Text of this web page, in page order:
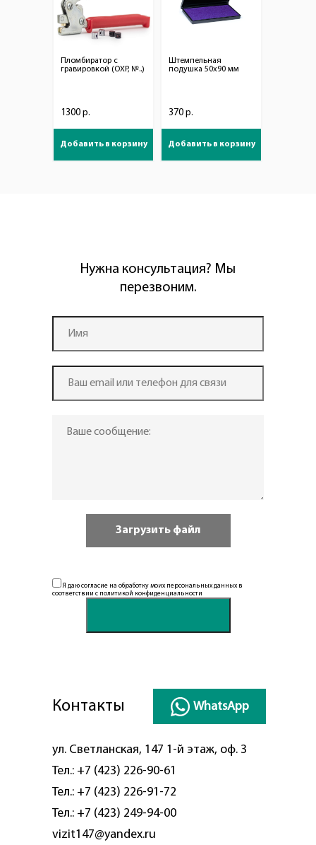
Пломбиратор с
гравировкой (ОХР, №..)
1300 р.
Добавить в корзину
Штемпельная
подушка 50х90 мм
370 р.
Добавить в корзину
Нужна консультация? Мы
перезвоним.
Я даю согласие на обработку моих персональных данных в
соответствии с политикой конфиденциальности
Контакты WhatsApp
ул. Светланская, 147 1-й этаж, оф. 3
Тел.: +7 (423) 226-90-61
Тел.: +7 (423) 226-91-72
Тел.: +7 (423) 249-94-00
vizit147@yandex.ru